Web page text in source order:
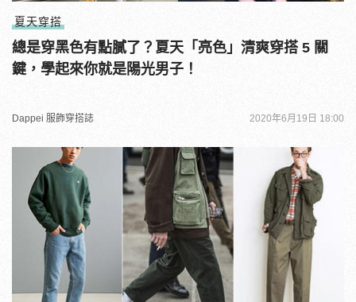
夏天穿搭
總是穿黑色有點膩了？夏天「亮色」清爽穿搭 5 關
鍵，學起來你就是陽光男子！
Dappei 服飾穿搭誌 2020年6月19日 18:00